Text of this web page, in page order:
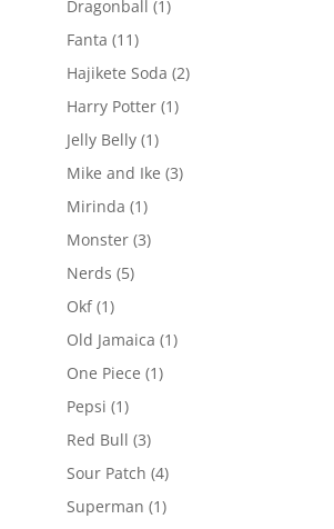
Dragonball 11
Fanta 1111
produse
Hajikete Soda 22
Harry Potter 11
Jelly Belly 11
produs
Mike and Ike 33
Mirinda 11
produs
Monster 33
Nerds 55
Okf 11
produs
Old Jamaica 11
One Piece 11
Pepsi 11
produs
Red Bull 33
produse
Sour Patch 44
produse
Superman 11